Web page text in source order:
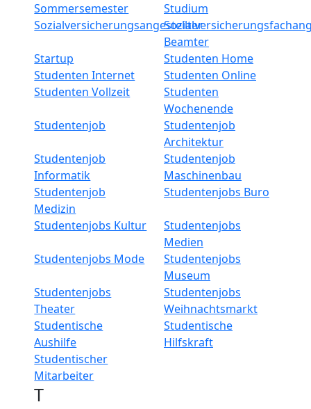
Sommersemester
Studium
Sozialversicherungsangestellter
Beamter
Startup
Studenten Home
Studenten Internet
Studenten Online
Studenten Vollzeit
Studenten
Wochenende
Studentenjob
Studentenjob
Architektur
Studentenjob
Informatik
Studentenjob
Maschinenbau
Studentenjob
Medizin
Studentenjobs Buro
Studentenjobs Kultur
Studentenjobs
Medien
Studentenjobs Mode
Studentenjobs
Museum
Studentenjobs
Theater
Studentenjobs
Weihnachtsmarkt
Studentische
Aushilfe
Studentische
Hilfskraft
Studentischer
Mitarbeiter
T